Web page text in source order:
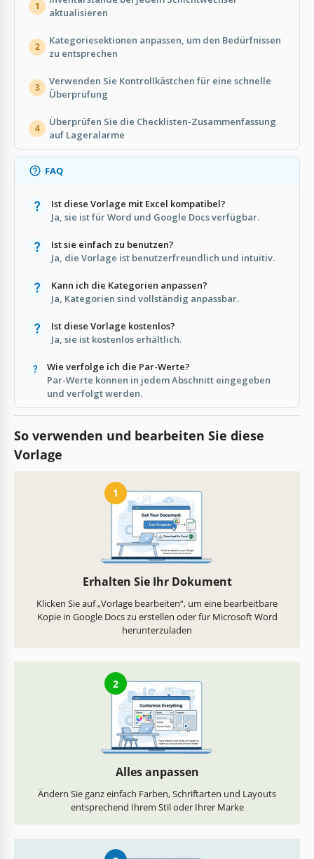
1
aktualisieren
2
Kategoriesektionen anpassen, um den Bedürfnissen
zu entsprechen
3
Verwenden Sie Kontrollkästchen für eine schnelle
Überprüfung
4
Überprüfen Sie die Checklisten-Zusammenfassung
auf Lageralarme
FAQ
Ist diese Vorlage mit Excel kompatibel?
Ja, sie ist für Word und Google Docs verfügbar.
Ist sie einfach zu benutzen?
Ja, die Vorlage ist benutzerfreundlich und intuitiv.
Kann ich die Kategorien anpassen?
Ja, Kategorien sind vollständig anpassbar.
Ist diese Vorlage kostenlos?
Ja, sie ist kostenlos erhältlich.
Wie verfolge ich die Par-Werte?
Par-Werte können in jedem Abschnitt eingegeben
und verfolgt werden.
So verwenden und bearbeiten Sie diese
Vorlage
1
Erhalten Sie Ihr Dokument
Klicken Sie auf „Vorlage bearbeiten“, um eine bearbeitbare
Kopie in Google Docs zu erstellen oder für Microsoft Word
herunterzuladen
2
Alles anpassen
Ändern Sie ganz einfach Farben, Schriftarten und Layouts
entsprechend Ihrem Stil oder Ihrer Marke